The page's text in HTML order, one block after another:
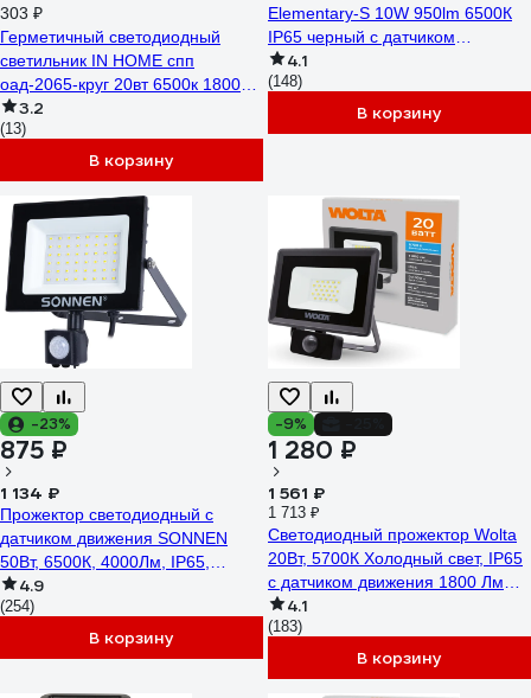
303 ₽
Герметичный светодиодный
светильник IN HOME спп
оaд-2065-круг 20вт 6500к 1800лм
с оптико-акустическим датчиком
ip65 4690612044033
3.2
(13)
В корзину
Elementary-S 10W 950lm 6500К
IP65 черный с датчиком
движения 628511310
4.1
(148)
В корзину
-23%
875 ₽
1 134 ₽
Прожектор светодиодный с
датчиком движения SONNEN
50Вт, 6500К, 4000Лм, IP65,
187x176x51мм, черный, 238418
4.9
(254)
В корзину
-9%
1 280 ₽
1 561 ₽
1 713 ₽
Светодиодный прожектор Wolta
20Вт, 5700К Холодный свет, IP65
с датчиком движения 1800 Лм
WFL-20W/06S
4.1
(183)
В корзину